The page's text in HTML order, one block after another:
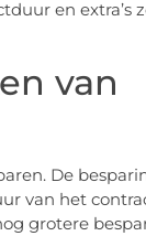
en extra’s
van
De
van het
grotere